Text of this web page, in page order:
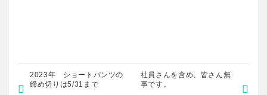
2023年 ショートパンツの
締め切りは5/31まで
社員さんを含め、皆さん無
事です。